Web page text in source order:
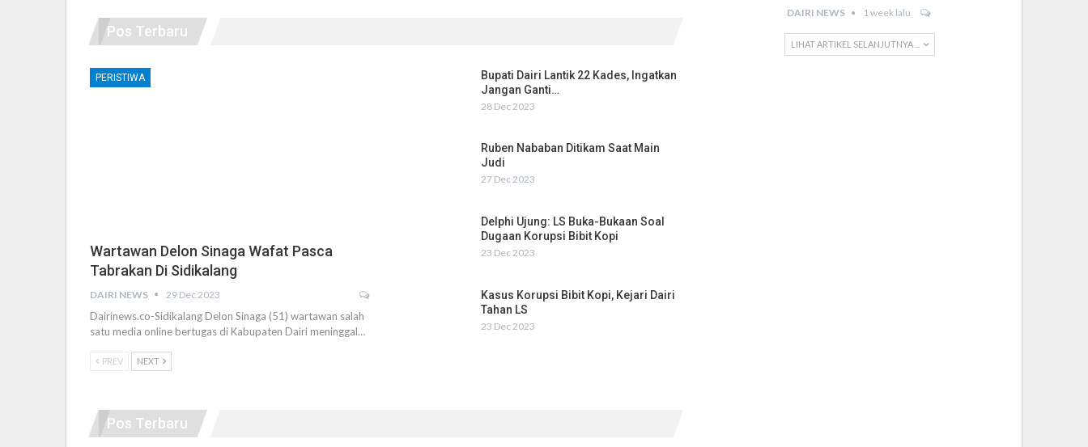
Pos Terbaru
PERISTIWA
Wartawan Delon Sinaga Wafat Pasca
Tabrakan Di Sidikalang
DAIRI NEWS 29 Dec 2023
Dairinews.co-Sidikalang Delon Sinaga (51) wartawan salah
satu media online bertugas di Kabupaten Dairi meninggal…
Bupati Dairi Lantik 22 Kades, Ingatkan
Jangan Ganti…
28 Dec 2023
Ruben Nababan Ditikam Saat Main
Judi
27 Dec 2023
Delphi Ujung: LS Buka-Bukaan Soal
Dugaan Korupsi Bibit Kopi
23 Dec 2023
Kasus Korupsi Bibit Kopi, Kejari Dairi
Tahan LS
23 Dec 2023
PREV NEXT
Pos Terbaru
DAIRI NEWS 1 week lalu
LIHAT ARTIKEL SELANJUTNYA ...